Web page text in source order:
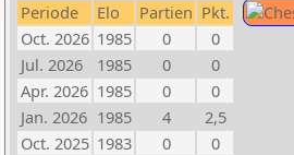
Periode Elo Partien Pkt.
Oct. 2026 1985 0
0
Jul. 2026
1985 0
0
Apr. 2026 1985 0
0
Jan. 2026 1985 4
2,5
Oct. 2025 1983 0
0